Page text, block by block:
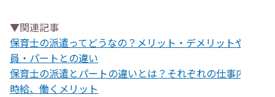
▼関連記事
保育士の派遣ってどうなの？メリット・デメリットや正社
員・パートとの違い
保育士の派遣とパートの違いとは？それぞれの仕事内容や
時給、働くメリット